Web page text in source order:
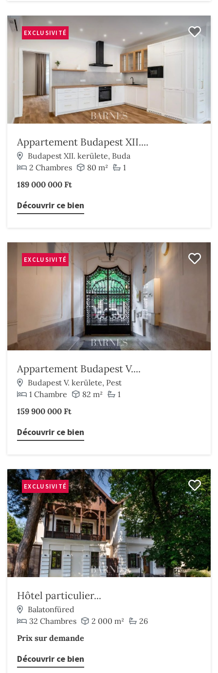
EXCLUSIVITÉ
Appartement Budapest XII....
Budapest XII. kerülete, Buda
2 Chambres
80 m²
1
189 000 000 Ft
Découvrir ce bien
EXCLUSIVITÉ
Appartement Budapest V....
Budapest V. kerülete, Pest
1 Chambre
82 m²
1
159 900 000 Ft
Découvrir ce bien
EXCLUSIVITÉ
Hôtel particulier...
Balatonfüred
32 Chambres
2 000 m²
26
Prix sur demande
Découvrir ce bien